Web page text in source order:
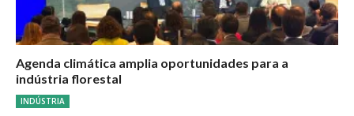
Agenda climática amplia oportunidades para a
indústria florestal
INDÚSTRIA